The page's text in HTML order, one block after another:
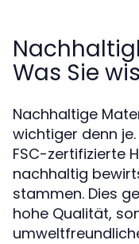
Was Sie
Nachhaltige
wichtiger denn
FSC-zertifizierte
nachhaltig
stammen. Dies
hohe Qualität,